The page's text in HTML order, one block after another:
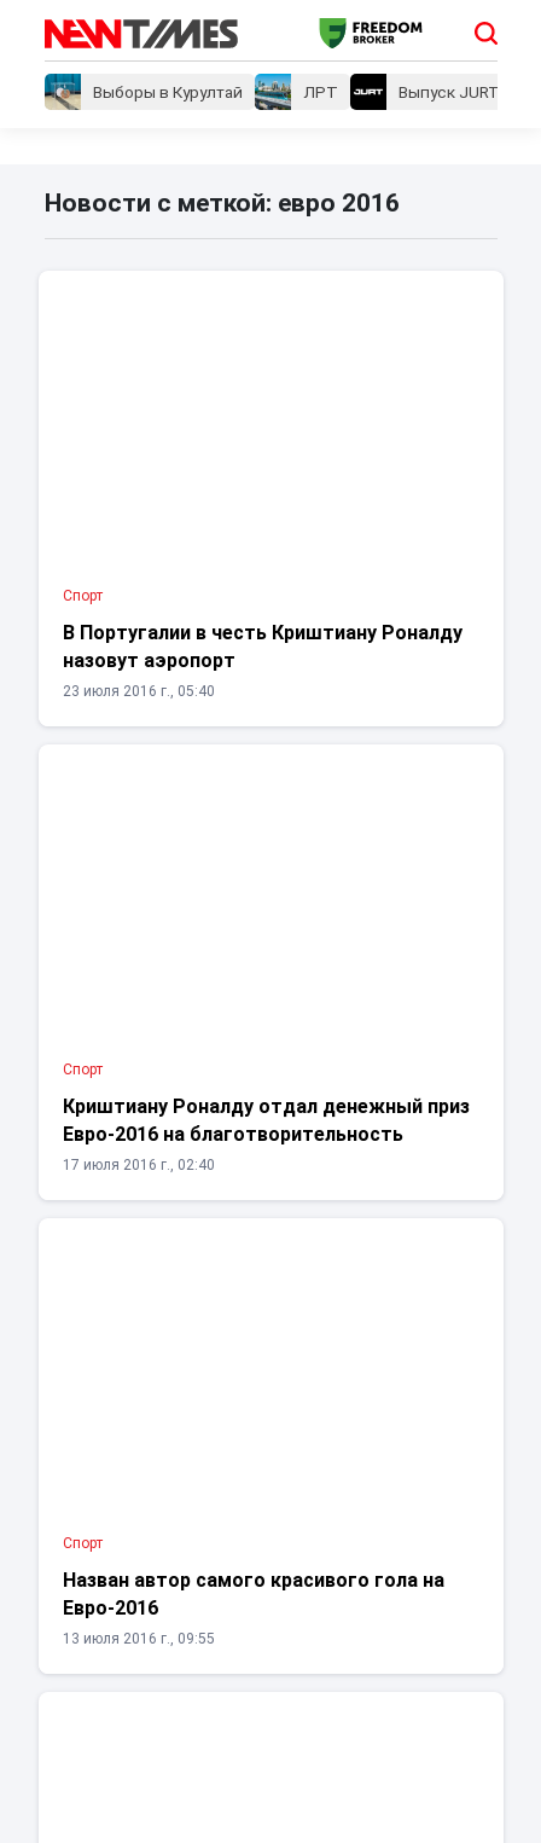
Выборы в Курултай ЛРТ Выпуск JURT
Новости с меткой: евро 2016
Спорт
В Португалии в честь Криштиану Роналду
назовут аэропорт
23 июля 2016 г., 05:40
Спорт
Криштиану Роналду отдал денежный приз
Евро-2016 на благотворительность
17 июля 2016 г., 02:40
Спорт
Назван автор самого красивого гола на
Евро-2016
13 июля 2016 г., 09:55